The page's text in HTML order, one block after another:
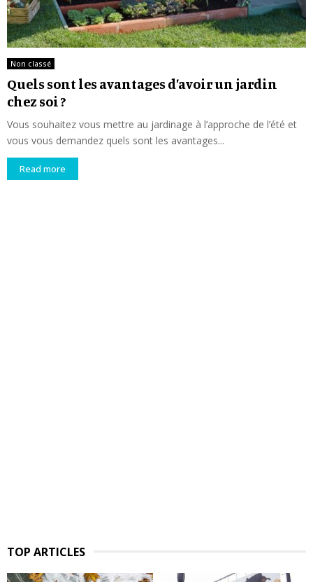
Non classé
Quels sont les avantages d’avoir un jardin
chez soi ?
Vous souhaitez vous mettre au jardinage à l’approche de l’été et
vous vous demandez quels sont les avantages...
Read more
TOP ARTICLES